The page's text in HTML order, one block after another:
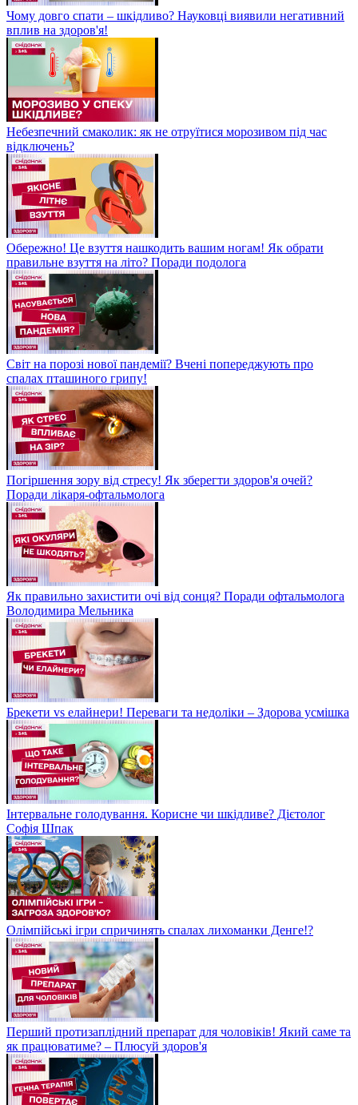
Чому довго спати – шкідливо? Науковці виявили негативний
вплив на здоров'я!
Небезпечний смаколик: як не отруїтися морозивом під час
відключень?
Обережно! Це взуття нашкодить вашим ногам! Як обрати
правильне взуття на літо? Поради подолога
Світ на порозі нової пандемії? Вчені попереджують про
спалах пташиного грипу!
Погіршення зору від стресу! Як зберегти здоров'я очей?
Поради лікаря-офтальмолога
Як правильно захистити очі від сонця? Поради офтальмолога
Володимира Мельника
Брекети vs елайнери! Переваги та недоліки – Здорова усмішка
Інтервальне голодування. Корисне чи шкідливе? Дієтолог
Софія Шпак
Олімпійські ігри спричинять спалах лихоманки Денге!?
Перший протизаплідний препарат для чоловіків! Який саме та
як працюватиме? – Плюсуй здоров'я